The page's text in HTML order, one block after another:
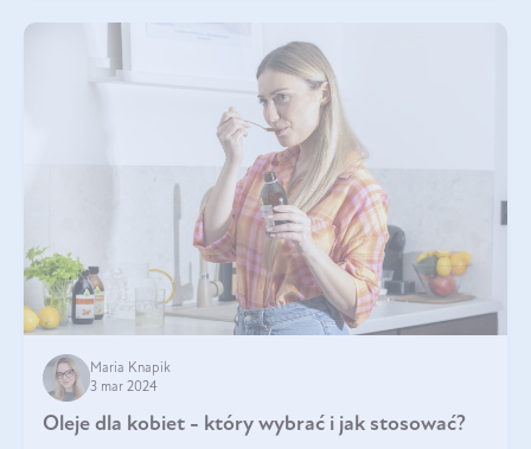
Maria Knapik
3 mar 2024
Oleje dla kobiet - który wybrać i jak stosować?